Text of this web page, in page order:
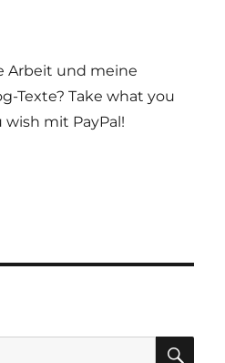
Arbeit und meine
Texte? Take what you
mit PayPal!